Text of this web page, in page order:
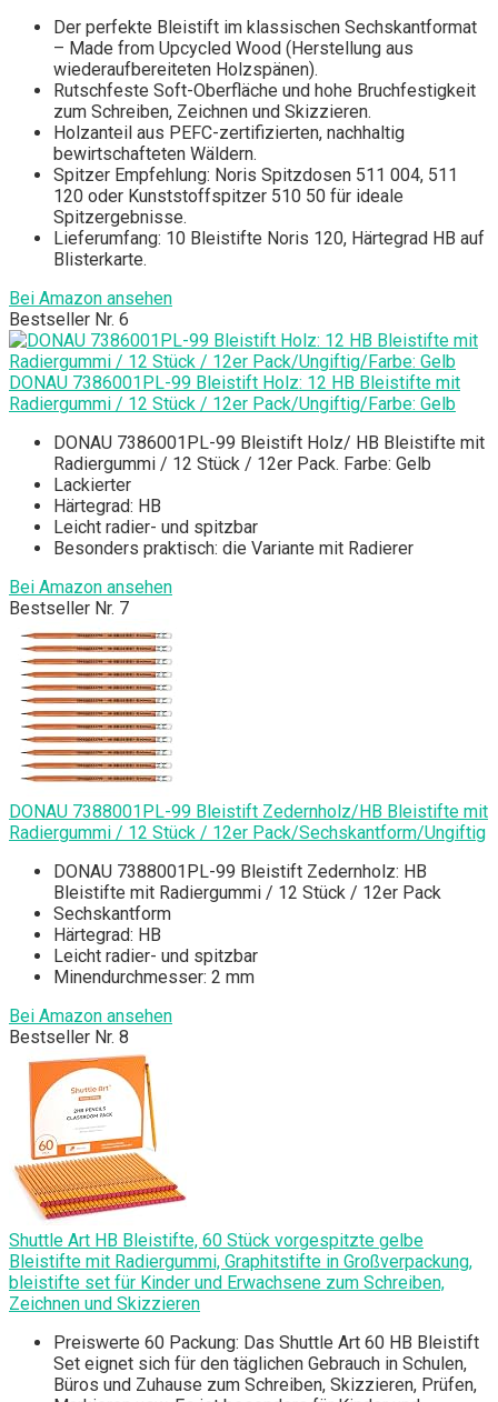
Der perfekte Bleistift im klassischen Sechskantformat
– Made from Upcycled Wood (Herstellung aus
wiederaufbereiteten Holzspänen).
Rutschfeste Soft-Oberfläche und hohe Bruchfestigkeit
zum Schreiben, Zeichnen und Skizzieren.
Holzanteil aus PEFC-zertifizierten, nachhaltig
bewirtschafteten Wäldern.
Spitzer Empfehlung: Noris Spitzdosen 511 004, 511
120 oder Kunststoffspitzer 510 50 für ideale
Spitzergebnisse.
Lieferumfang: 10 Bleistifte Noris 120, Härtegrad HB auf
Blisterkarte.
Bei Amazon ansehen
Bestseller Nr. 6
DONAU 7386001PL-99 Bleistift Holz: 12 HB Bleistifte mit
Radiergummi / 12 Stück / 12er Pack/Ungiftig/Farbe: Gelb
DONAU 7386001PL-99 Bleistift Holz/ HB Bleistifte mit
Radiergummi / 12 Stück / 12er Pack. Farbe: Gelb
Lackierter
Härtegrad: HB
Leicht radier- und spitzbar
Besonders praktisch: die Variante mit Radierer
Bei Amazon ansehen
Bestseller Nr. 7
DONAU 7388001PL-99 Bleistift Zedernholz/HB Bleistifte mit
Radiergummi / 12 Stück / 12er Pack/Sechskantform/Ungiftig
DONAU 7388001PL-99 Bleistift Zedernholz: HB
Bleistifte mit Radiergummi / 12 Stück / 12er Pack
Sechskantform
Härtegrad: HB
Leicht radier- und spitzbar
Minendurchmesser: 2 mm
Bei Amazon ansehen
Bestseller Nr. 8
Shuttle Art HB Bleistifte, 60 Stück vorgespitzte gelbe
Bleistifte mit Radiergummi, Graphitstifte in Großverpackung,
bleistifte set für Kinder und Erwachsene zum Schreiben,
Zeichnen und Skizzieren
Preiswerte 60 Packung: Das Shuttle Art 60 HB Bleistift
Set eignet sich für den täglichen Gebrauch in Schulen,
Büros und Zuhause zum Schreiben, Skizzieren, Prüfen,